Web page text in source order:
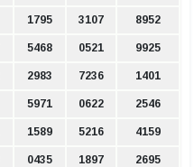
1795 3107 8952
5468 0521 9925
2983 7236 1401
5971 0622 2546
1589 5216 4159
0435 1897 2695